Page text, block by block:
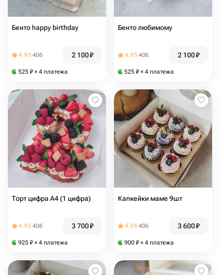
Бенто happy birthday
4.95406 2 100₽
525 ₽ × 4 платежа
Бенто любимому
4.95406 2 100₽
525 ₽ × 4 платежа
Торт цифра А4 (1 цифра)
4.95406 3 700₽
925 ₽ × 4 платежа
Капкейки маме 9шт
4.95406 3 600₽
900 ₽ × 4 платежа